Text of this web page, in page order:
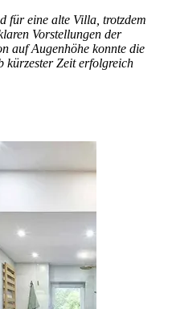
für eine alte Villa, trotzdem
Vorstellungen der
auf Augenhöhe konnte die
kürzester Zeit erfolgreich